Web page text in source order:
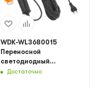
WDK-WL3680015
Переносной
светодиодный
светильник, 36 В,
Достаточно